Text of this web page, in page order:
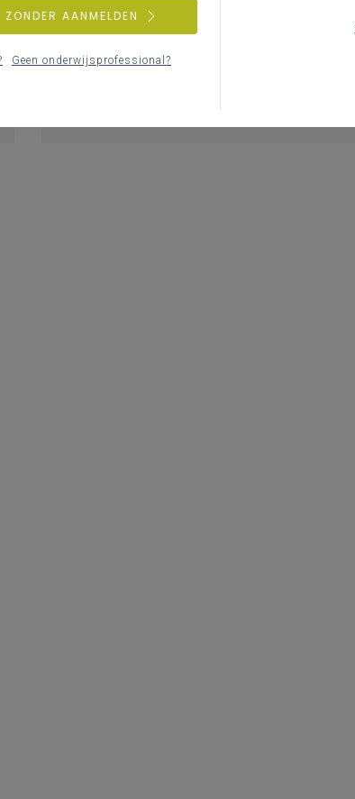
Hoe inschrijven voor de nieuwsbrief?
AANMELDEN
Geen onderwijsprofessional?